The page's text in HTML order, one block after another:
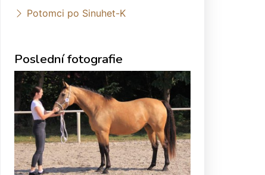
Potomci po Sinuhet-K
Poslední fotografie